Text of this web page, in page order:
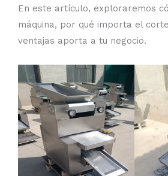
En este artículo, exploraremos
máquina, por qué importa el
ventajas aporta a tu negocio.